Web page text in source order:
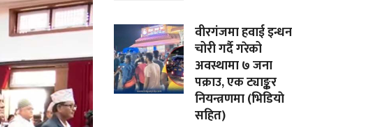
वीरगंजमा हवाई इन्धन
चोरी गर्दै गरेको
अवस्थामा ७ जना
पक्राउ, एक ट्याङ्कर
नियन्त्रणमा (भिडियाे
सहित)